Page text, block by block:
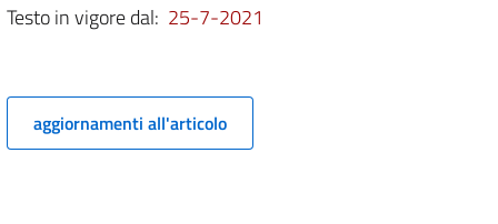
6 bis
6 quater
6 quinquies
Testo in vigore dal: 25-7-2021
aggiornamenti all'articolo